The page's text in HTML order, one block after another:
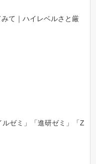
みて｜ハイレベルさと厳
ゼミ」「進研ゼミ」「Z